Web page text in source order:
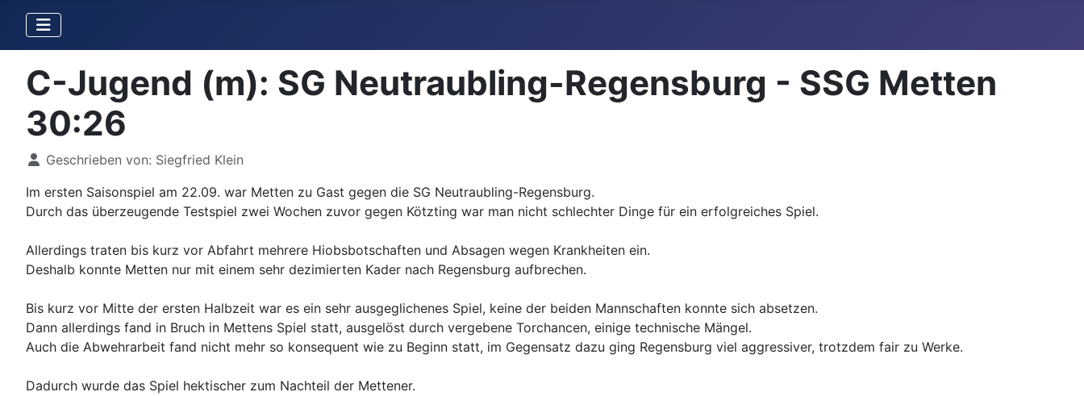
C-Jugend (m): SG Neutraubling-Regensburg - SSG Metten
30:26
DetailsGeschrieben von: Siegfried Klein
Im ersten Saisonspiel am 22.09. war Metten zu Gast gegen die SG Neutraubling-Regensburg.
Durch das überzeugende Testspiel zwei Wochen zuvor gegen Kötzting war man nicht schlechter Dinge für ein erfolgreiches Spiel.
Allerdings traten bis kurz vor Abfahrt mehrere Hiobsbotschaften und Absagen wegen Krankheiten ein.
Deshalb konnte Metten nur mit einem sehr dezimierten Kader nach Regensburg aufbrechen.
Bis kurz vor Mitte der ersten Halbzeit war es ein sehr ausgeglichenes Spiel, keine der beiden Mannschaften konnte sich absetzen.
Dann allerdings fand in Bruch in Mettens Spiel statt, ausgelöst durch vergebene Torchancen, einige technische Mängel.
Auch die Abwehrarbeit fand nicht mehr so konsequent wie zu Beginn statt, im Gegensatz dazu ging Regensburg viel aggressiver, trotzdem fair zu Werke.
Dadurch wurde das Spiel hektischer zum Nachteil der Mettener.